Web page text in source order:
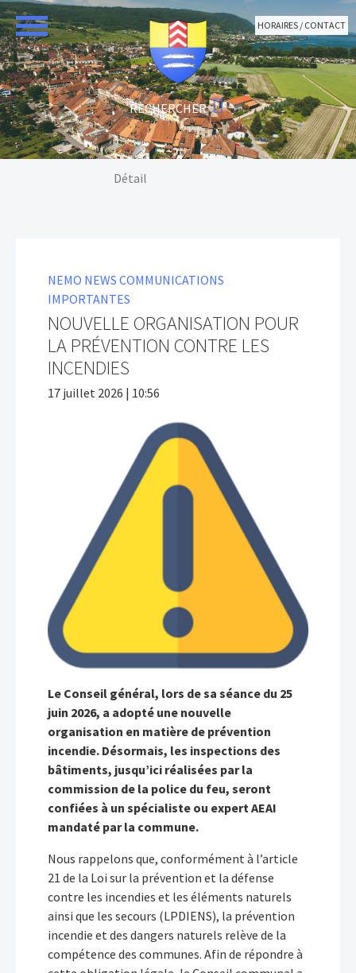
Aller au contenu principal
HORAIRES / CONTACT
Détail
NEMO NEWS COMMUNICATIONS
IMPORTANTES
NOUVELLE ORGANISATION POUR
LA PRÉVENTION CONTRE LES
INCENDIES
17 juillet 2026 | 10:56
Le Conseil général, lors de sa séance du 25
juin 2026, a adopté une nouvelle
organisation en matière de prévention
incendie. Désormais, les inspections des
bâtiments, jusqu’ici réalisées par la
commission de la police du feu, seront
confiées à un spécialiste ou expert AEAI
mandaté par la commune.
Nous rappelons que, conformément à l’article
21 de la Loi sur la prévention et la défense
contre les incendies et les éléments naturels
ainsi que les secours (LPDIENS), la prévention
incendie et des dangers naturels relève de la
compétence des communes. Afin de répondre à